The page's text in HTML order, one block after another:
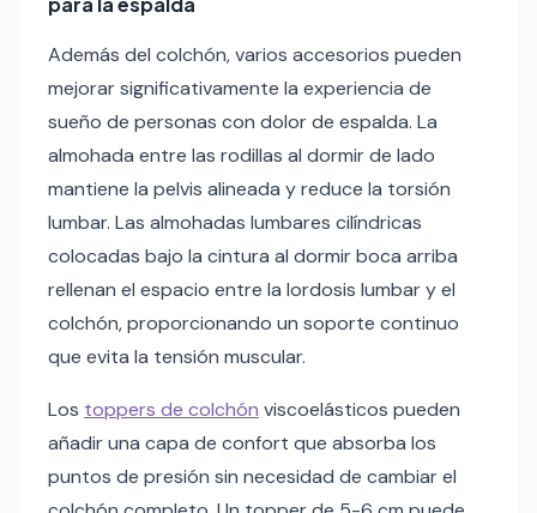
Además del colchón, varios accesorios pueden
mejorar significativamente la experiencia de
sueño de personas con dolor de espalda. La
almohada entre las rodillas al dormir de lado
mantiene la pelvis alineada y reduce la torsión
lumbar. Las almohadas lumbares cilíndricas
colocadas bajo la cintura al dormir boca arriba
rellenan el espacio entre la lordosis lumbar y el
colchón, proporcionando un soporte continuo
que evita la tensión muscular.
Los toppers de colchón viscoelásticos pueden
añadir una capa de confort que absorba los
puntos de presión sin necesidad de cambiar el